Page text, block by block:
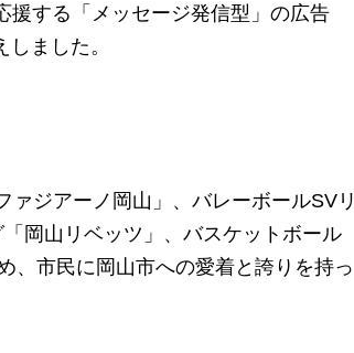
する「メッセージ発信型」の広告
ました。
ジアーノ岡山」、バレーボールSVリ
岡山リベッツ」、バスケットボール
、市民に岡山市への愛着と誇りを持っ